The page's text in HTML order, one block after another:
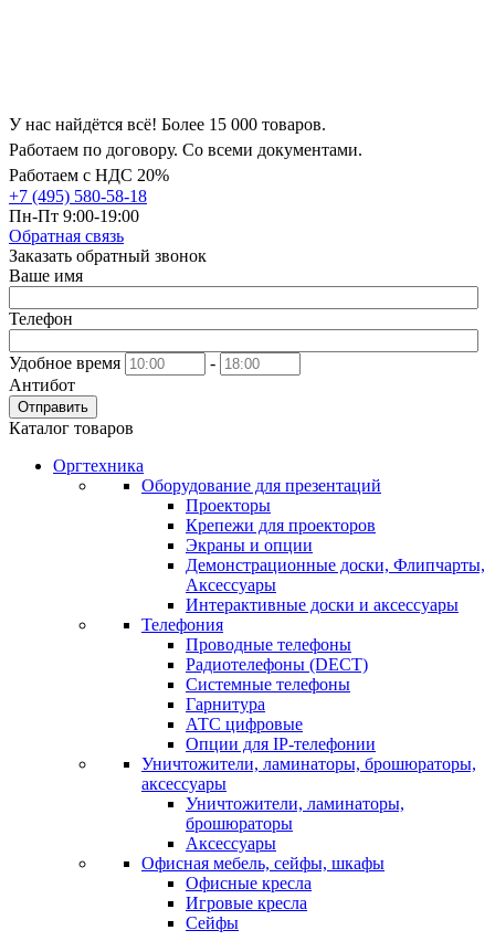
У нас найдётся всё! Более 15 000 товаров.
Работаем по договору. Со всеми документами.
Работаем с НДС 20%
+7 (495) 580-58-18
Пн-Пт 9:00-19:00
Обратная связь
Заказать обратный звонок
Ваше имя
Телефон
Удобное время
-
Антибот
Отправить
Каталог товаров
Оргтехника
Оборудование для презентаций
Проекторы
Крепежи для проекторов
Экраны и опции
Демонстрационные доски, Флипчарты,
Аксессуары
Интерактивные доски и аксессуары
Телефония
Проводные телефоны
Радиотелефоны (DECT)
Системные телефоны
Гарнитура
АТС цифровые
Опции для IP-телефонии
Уничтожители, ламинаторы, брошюраторы,
аксессуары
Уничтожители, ламинаторы,
брошюраторы
Аксессуары
Офисная мебель, сейфы, шкафы
Офисные кресла
Игровые кресла
Сейфы